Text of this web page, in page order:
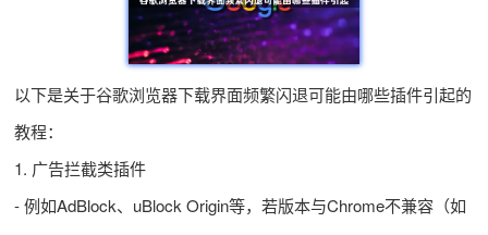
以下是关于谷歌浏览器下载界面频繁闪退可能由哪些插件引起的
教程：
1. 广告拦截类插件
- 例如AdBlock、uBlock Origin等，若版本与Chrome不兼容（如